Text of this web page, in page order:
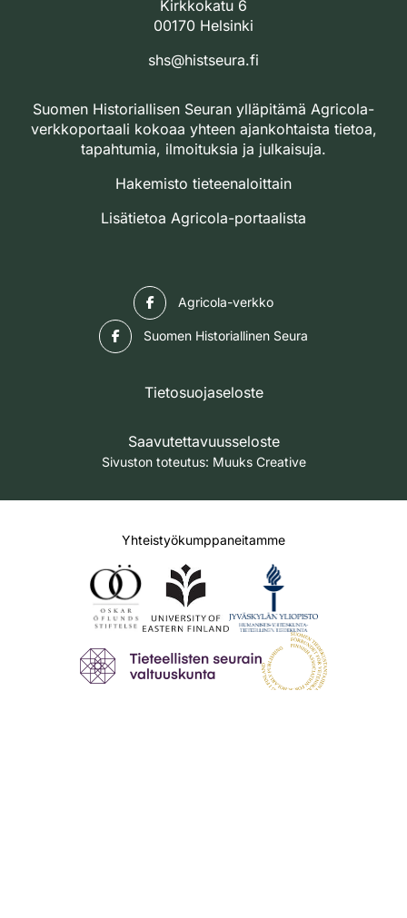
Kirkkokatu 6
00170 Helsinki
shs@histseura.fi
Suomen Historiallisen Seuran ylläpitämä Agricola-
verkkoportaali kokoaa yhteen ajankohtaista tietoa,
tapahtumia, ilmoituksia ja julkaisuja.
Hakemisto tieteenaloittain
Lisätietoa Agricola-portaalista
Agricola-verkko
Suomen Historiallinen Seura
Tietosuojaseloste
Saavutettavuusseloste
Sivuston toteutus: Muuks Creative
Yhteistyökumppaneitamme